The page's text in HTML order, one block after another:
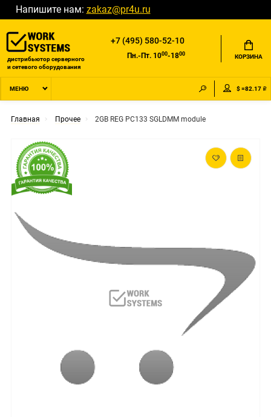
Напишите нам: zakaz@pr4u.ru
дистрибьютор серверного
и сетевого оборудования
+7 (495) 580-52-10
Пн.-Пт. 1000-1800 КОРЗИНА
МЕНЮ $ =82.17 ₽
Главная Прочее 2GB REG PC133 SGLDMM module